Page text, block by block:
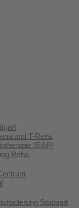
und T-Rena
(EAP)
Reha
Stuttgart